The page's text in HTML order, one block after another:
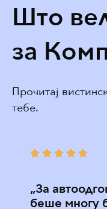
Што
за
Прочитај
тебе.
„За
беше многу